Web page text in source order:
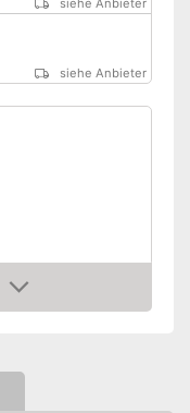
siehe Anbieter
siehe Anbieter